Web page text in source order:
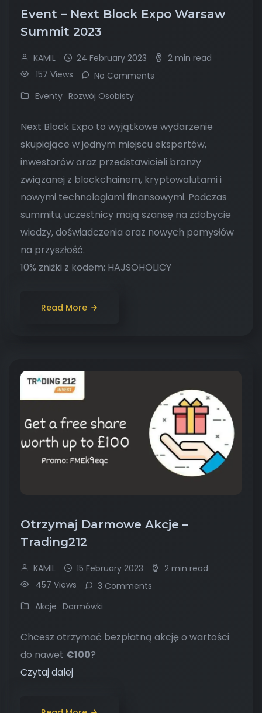
Event – Next Block Expo Warsaw
Summit 2023
KAMIL 24 February 2023
2 min read
157 Views
No Comments
Eventy Rozwój Osobisty
Next Block Expo to wyjątkowe wydarzenie
skupiające w jednym miejscu ekspertów,
inwestorów oraz przedstawicieli branży
związanej z blockchainem, kryptowalutami i
nowymi technologiami finansowymi. Podczas
summitu, uczestnicy mają szansę na zdobycie
wiedzy, doświadczenia oraz nowych pomysłów
na przyszłość.
10% zniżki z kodem: HAJSOHOLICY
Read More
Otrzymaj Darmowe Akcje –
Trading212
KAMIL 15 February 2023
2 min read
457 Views
3 Comments
Akcje Darmówki
Chcesz otrzymać bezpłatną akcję o wartości
do nawet ‎ €100?
Czytaj dalej